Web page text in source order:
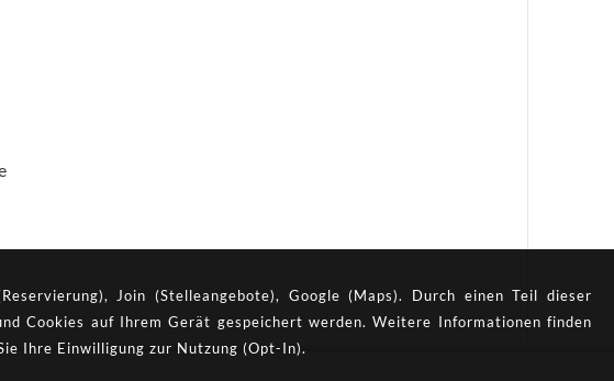
Join (Stelleangebote), Google (Maps). Durch einen Teil dieser
Cookies auf Ihrem Gerät gespeichert werden. Weitere Informationen finden
Ihre Einwilligung zur Nutzung (Opt-In).